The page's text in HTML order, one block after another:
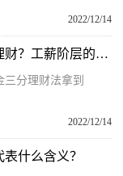
2022/12/14
月薪3000理财方法有哪些？工薪族怎么理财？工薪阶层的理财方法
2022/12/14
什么含义？